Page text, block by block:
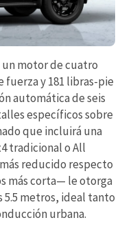
un motor de cuatro
fuerza y 181 libras-pie
automática de seis
específicos sobre
que incluirá una
tradicional o All
reducido respecto
más corta— le otorga
5.5 metros, ideal tanto
urbana.